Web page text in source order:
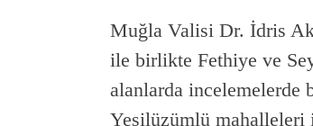
Muğla Valisi Dr. İdris
ile birlikte Fethiye ve
alanlarda incelemelerde
Yeşilüzümlü